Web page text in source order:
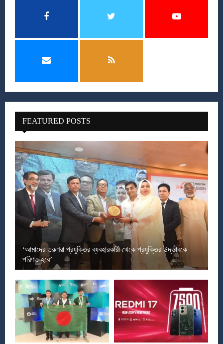
FEATURED POSTS
‘আমাদের তরুণরা প্রযুক্তির ব্যবহারকারী থেকে প্রযুক্তির উদ্ভাবকে
পরিণত হবে’